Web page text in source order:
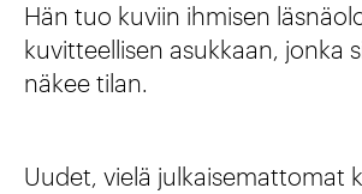
Hän tuo kuviin ihmisen
kuvitteellisen asukkaan, jonka
näkee tilan.
Uudet, vielä julkaisemattomat